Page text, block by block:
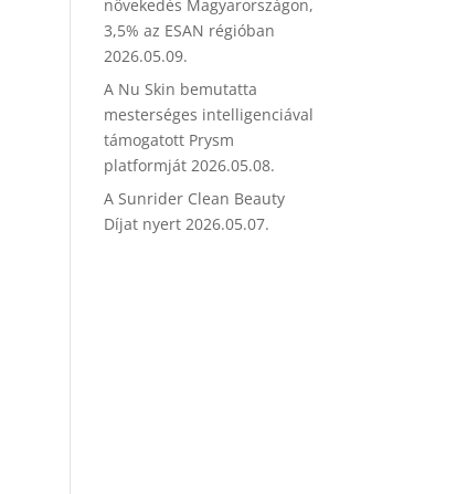
növekedés Magyarországon,
3,5% az ESAN régióban
2026.05.09.
A Nu Skin bemutatta
mesterséges intelligenciával
támogatott Prysm
platformját 2026.05.08.
A Sunrider Clean Beauty
Díjat nyert 2026.05.07.